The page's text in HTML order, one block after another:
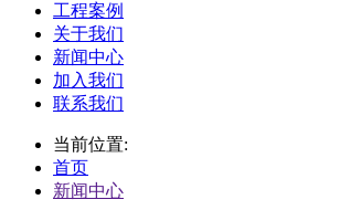
工程案例
关于我们
新闻中心
加入我们
联系我们
当前位置:
首页
新闻中心